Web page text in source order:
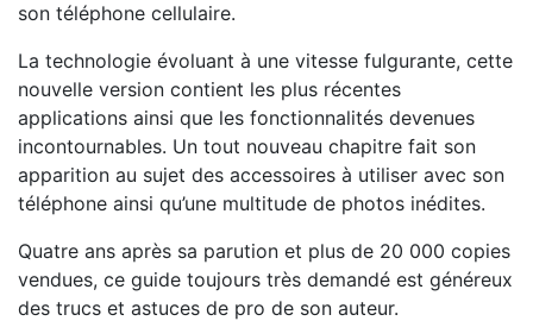
son téléphone cellulaire.
La technologie évoluant à une vitesse fulgurante, cette
nouvelle version contient les plus récentes
applications ainsi que les fonctionnalités devenues
incontournables. Un tout nouveau chapitre fait son
apparition au sujet des accessoires à utiliser avec son
téléphone ainsi qu’une multitude de photos inédites.
Quatre ans après sa parution et plus de 20 000 copies
vendues, ce guide toujours très demandé est généreux
des trucs et astuces de pro de son auteur.